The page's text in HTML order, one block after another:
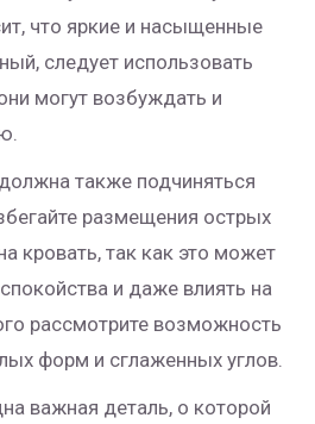
что яркие и насыщенные
следует использовать
могут возбуждать и
также подчиняться
размещения острых
кровать, так как это может
и даже влиять на
рассмотрите возможность
форм и сглаженных углов.
важная деталь, о которой